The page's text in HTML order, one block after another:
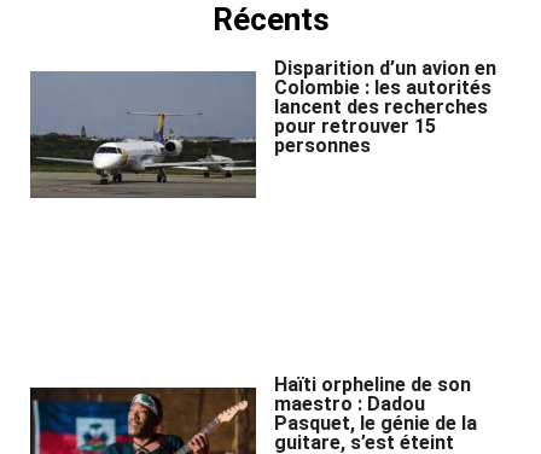
Récents
Disparition d’un avion en
Colombie : les autorités
lancent des recherches
pour retrouver 15
personnes
Haïti orpheline de son
maestro : Dadou
Pasquet, le génie de la
guitare, s’est éteint